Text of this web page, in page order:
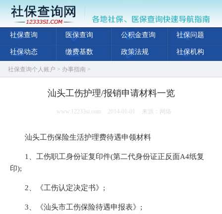
社保查询 医保查询 公积金查询 社保问题
社保动态 缴费基数 政策法规 社保机构
社保查询个人账户 > 办事指南 >
汕头工伤护理/报销申请材料一览
www.12233si.com 2014-01-01 来源：网络
汕头工伤保险生活护理费待遇申领材料
1、工伤职工身份证复印件(第二代身份证正反面A4纸复
印);
2、《工伤认定决定书》;
3、《汕头市工伤保险待遇申报表》;